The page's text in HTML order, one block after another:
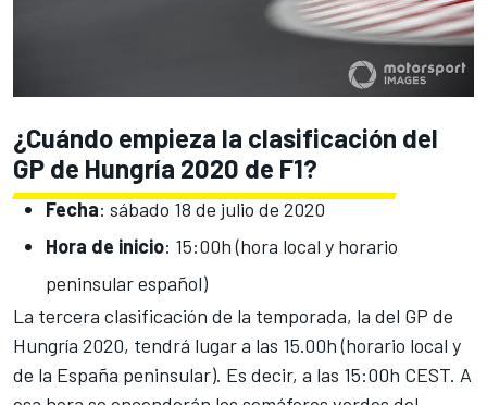
¿Cuándo empieza la clasificación del
GP de Hungría 2020 de F1?
Fecha: sábado 18 de julio de 2020
Hora de inicio: 15:00h (hora local y horario
peninsular español)
La tercera clasificación de la temporada, la del GP de
Hungría 2020, tendrá lugar a las 15.00h (horario local y
de la España peninsular). Es decir, a las 15:00h CEST. A